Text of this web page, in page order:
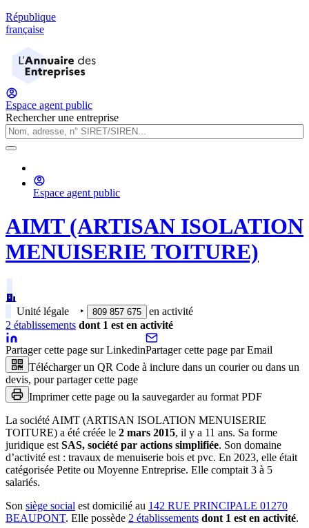
République
française
Espace agent public
Rechercher une entreprise
Espace agent public
AIMT (ARTISAN ISOLATION
MENUISERIE TOITURE)
Unité légale ‣ 809 857 675
en activité
2 établissements dont 1 est en activité
Partager cette page sur LinkedinPartager cette page par Email
Télécharger un QR Code à inclure dans un courier ou dans un
devis, pour partager cette page
Imprimer cette page ou la sauvegarder au format PDF
La société AIMT (ARTISAN ISOLATION MENUISERIE
TOITURE) a été créée le 2 mars 2015, il y a 11 ans. Sa forme
juridique est SAS, société par actions simplifiée. Son domaine
d’activité est : travaux de menuiserie bois et pvc. En 2023, elle était
catégorisée Petite ou Moyenne Entreprise. Elle comptait 3 à 5
salariés.
Son siège social est domicilié au 142 RUE PRINCIPALE 01270
BEAUPONT. Elle possède 2 établissements dont 1 est en activité.